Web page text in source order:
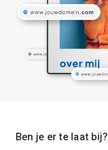
Ben je er te laat bij?